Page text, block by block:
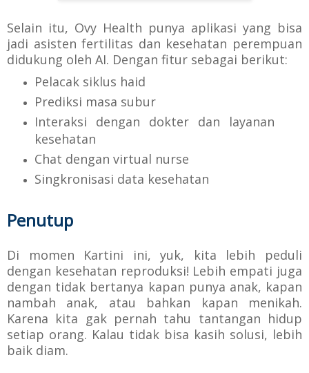
Selain itu, Ovy Health punya aplikasi yang bisa
jadi asisten fertilitas dan kesehatan perempuan
didukung oleh AI. Dengan fitur sebagai berikut:
Pelacak siklus haid
Prediksi masa subur
Interaksi dengan dokter dan layanan
kesehatan
Chat dengan virtual nurse
Singkronisasi data kesehatan
Penutup
Di momen Kartini ini, yuk, kita lebih peduli
dengan kesehatan reproduksi! Lebih empati juga
dengan tidak bertanya kapan punya anak, kapan
nambah anak, atau bahkan kapan menikah.
Karena kita gak pernah tahu tantangan hidup
setiap orang. Kalau tidak bisa kasih solusi, lebih
baik diam.